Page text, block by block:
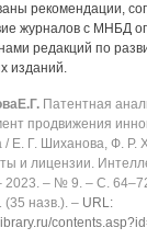
рекомендации,
журналов с МНБД
редакций по
изданий.
Е.Г. Патентная
продвижения
/ Е. Г. Шиханова, Ф. Р.
и лицензии.
2023. ‒ № 9. ‒ C.
(35 назв.). ‒ URL: